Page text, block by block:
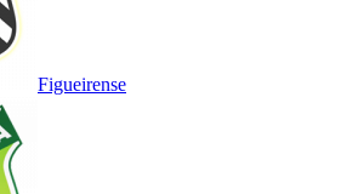
Figueirense